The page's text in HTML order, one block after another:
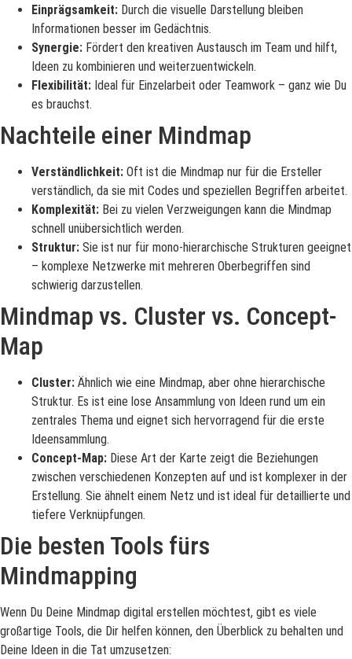
Einprägsamkeit: Durch die visuelle Darstellung bleiben
Informationen besser im Gedächtnis.
Synergie: Fördert den kreativen Austausch im Team und hilft,
Ideen zu kombinieren und weiterzuentwickeln.
Flexibilität: Ideal für Einzelarbeit oder Teamwork – ganz wie Du
es brauchst.
Nachteile einer Mindmap
Verständlichkeit: Oft ist die Mindmap nur für die Ersteller
verständlich, da sie mit Codes und speziellen Begriffen arbeitet.
Komplexität: Bei zu vielen Verzweigungen kann die Mindmap
schnell unübersichtlich werden.
Struktur: Sie ist nur für mono-hierarchische Strukturen geeignet
– komplexe Netzwerke mit mehreren Oberbegriffen sind
schwierig darzustellen.
Mindmap vs. Cluster vs. Concept-
Map
Cluster: Ähnlich wie eine Mindmap, aber ohne hierarchische
Struktur. Es ist eine lose Ansammlung von Ideen rund um ein
zentrales Thema und eignet sich hervorragend für die erste
Ideensammlung.
Concept-Map: Diese Art der Karte zeigt die Beziehungen
zwischen verschiedenen Konzepten auf und ist komplexer in der
Erstellung. Sie ähnelt einem Netz und ist ideal für detaillierte und
tiefere Verknüpfungen.
Die besten Tools fürs
Mindmapping
Wenn Du Deine Mindmap digital erstellen möchtest, gibt es viele
großartige Tools, die Dir helfen können, den Überblick zu behalten und
Deine Ideen in die Tat umzusetzen: